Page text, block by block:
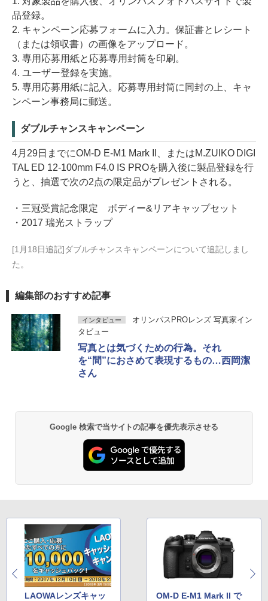
品登録。
2. キャンペーン応募フォームに入力。保証書とレシート
（または領収書）の画像をアップロード。
3. 専用応募用紙と応募専用封筒を印刷。
4. ユーザー登録を実施。
5. 専用応募用紙に記入。応募専用封筒に同封の上、キャ
ンペーン事務局に郵送。
ダブルチャンスキャンペーン
4月29日までにOM-D E-M1 Mark II、またはM.ZUIKO DIGI
TAL ED 12-100mm F4.0 IS PROを購入後に製品登録を行
うと、抽選で次の2点の限定品がプレゼントされる。
・三冠受賞記念限定 ボディー&リアキャップセット
・2017 瑞光ストラップ
[1月18日追記]ダブルチャンスキャンペーンについて追記しまし
た。
編集部のおすすめ記事
インタビュー
オリンパスPROレンズ 写真家イン
タビュー
写真とは気づくための行為。それ
を“間”におさめて表現するもの…西岡潔
さん
Google 検索で当サイトの記事を優先表示させる
LAOWAレンズキャッ
OM-D E-M1 Mark II で